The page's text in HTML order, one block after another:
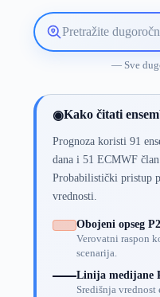
Pretražite
lokaciju
— Sve
◉Kako čitati
Prognoza koristi 91
dana i 51 ECMWF
Probabilistički pristup
vrednosti.
Obojeni opseg
Verovatni raspon
scenarija.
Linija medijane
Središnja vrednost